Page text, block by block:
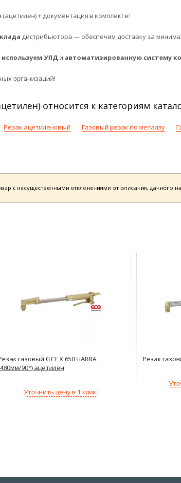
+ документация в комплекте!
дистрибьютора — обеспечим доставку за
используем УПДи автоматизированную систему
организаций!
относится к категориям
Резак ацетиленовый Газовый резак по металлу
с несущественными отклонениями от описания, данного
газовый GCE X 650 HARRA
90°) ацетилен
Уточнить цену в 1 клик!
Резак